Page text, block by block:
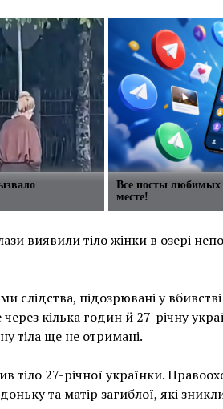
Все посты любимых
месте!
виявили тіло жінки в озері
слідства, підозрювані у
кілька годин й 27-річну
тіла ще не отримані.
тіло 27-річної українки.
та матір загиблої, які